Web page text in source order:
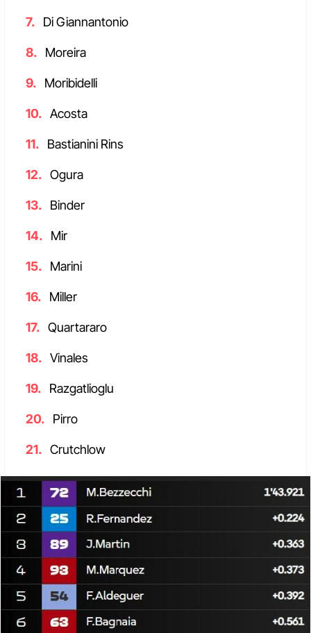
Di Giannantonio
Moreira
Moribidelli
Acosta
Bastianini Rins
Ogura
Binder
Mir
Marini
Miller
Quartararo
Vinales
Razgatlioglu
Pirro
Crutchlow